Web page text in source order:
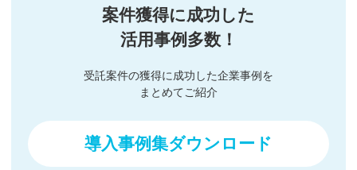
案件獲得に成功した
活用事例多数！
受託案件の獲得に成功した企業事例を
まとめてご紹介
導入事例集ダウンロード